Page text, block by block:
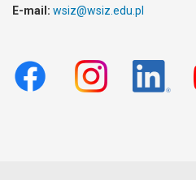
E-mail: wsiz@wsiz.edu.pl